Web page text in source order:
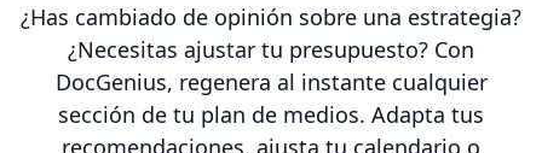
¿Has cambiado de opinión sobre una estrategia?
¿Necesitas ajustar tu presupuesto? Con
DocGenius, regenera al instante cualquier
sección de tu plan de medios. Adapta tus
recomendaciones, ajusta tu calendario o